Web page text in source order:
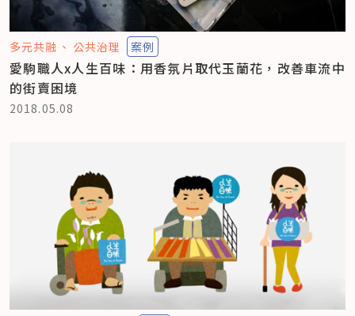
多元共融 公共治理 案例
愛駒職人x人生百味：用香氛片取代玉蘭花，改善車流中
的街賣困境
2018.05.08